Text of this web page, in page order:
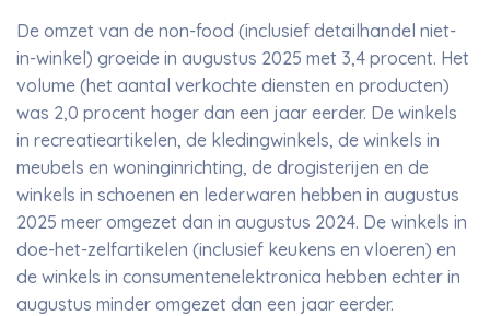
De omzet van de non-food (inclusief detailhandel niet-
in-winkel) groeide in augustus 2025 met 3,4 procent. Het
volume (het aantal verkochte diensten en producten)
was 2,0 procent hoger dan een jaar eerder. De winkels
in recreatieartikelen, de kledingwinkels, de winkels in
meubels en woninginrichting, de drogisterijen en de
winkels in schoenen en lederwaren hebben in augustus
2025 meer omgezet dan in augustus 2024. De winkels in
doe-het-zelfartikelen (inclusief keukens en vloeren) en
de winkels in consumentenelektronica hebben echter in
augustus minder omgezet dan een jaar eerder.